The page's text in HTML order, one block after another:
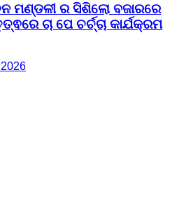
ମଣ୍ଡଳୀ ର ସିଶିଲୋ ବଜାରରେ
ଚା ପେ ଚର୍ଚ୍ଚା କାର୍ଯକ୍ରମ